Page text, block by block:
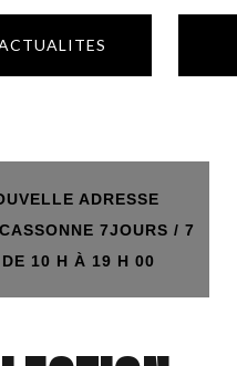
ADRESSE
7JOURS / 7
DE 10 H À 19 H 00